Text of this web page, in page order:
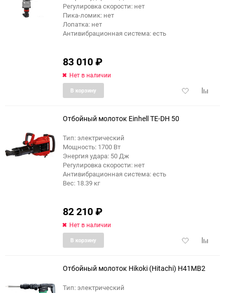
Регулировка скорости: нет
Пика-ломик: нет
Лопатка: нет
Антивибрационная система: есть
83 010₽
Нет в наличии
Добавить
В корзину
Отбойный молоток Einhell TE-DH 50
Тип: электрический
Мощность: 1700 Вт
Энергия удара: 50 Дж
Регулировка скорости: нет
Антивибрационная система: есть
Вес: 18.39 кг
82 210₽
Нет в наличии
Добавить
В корзину
Отбойный молоток Hikoki (Hitachi) H41MB2
Тип: электрический